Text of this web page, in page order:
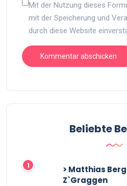
Mit der Nutzung dieses
mit der Speicherung und
durch diese Website
Beliebte
> Matthias
Z`Graggen